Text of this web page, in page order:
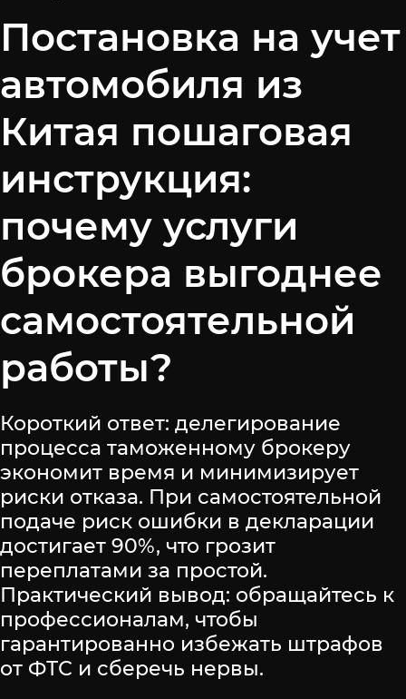
Постановка на учет
автомобиля из
Китая пошаговая
инструкция:
почему услуги
брокера выгоднее
самостоятельной
работы?
Короткий ответ: делегирование
процесса таможенному брокеру
экономит время и минимизирует
риски отказа. При самостоятельной
подаче риск ошибки в декларации
достигает 90%, что грозит
переплатами за простой.
Практический вывод: обращайтесь к
профессионалам, чтобы
гарантированно избежать штрафов
от ФТС и сберечь нервы.